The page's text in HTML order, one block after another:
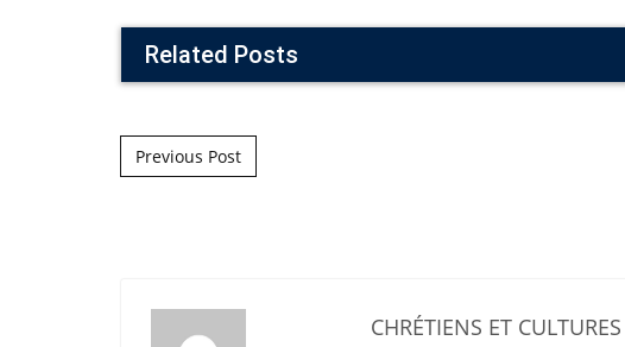
Related Posts
Post navigation
Previous Post
CHRÉTIENS ET CULTURES